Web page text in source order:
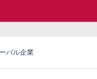
バル企業